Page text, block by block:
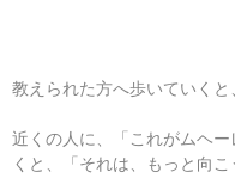
教えられた方へ歩いていくと
近くの人に、「これがムヘ
くと、「それは、もっと向こ